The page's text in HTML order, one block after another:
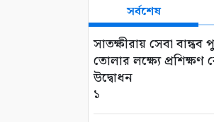
সর্বশেষ
সাতক্ষীরায় সেবা
তোলার লক্ষ্যে প্রশিক্ষণ
উদ্বোধন
১